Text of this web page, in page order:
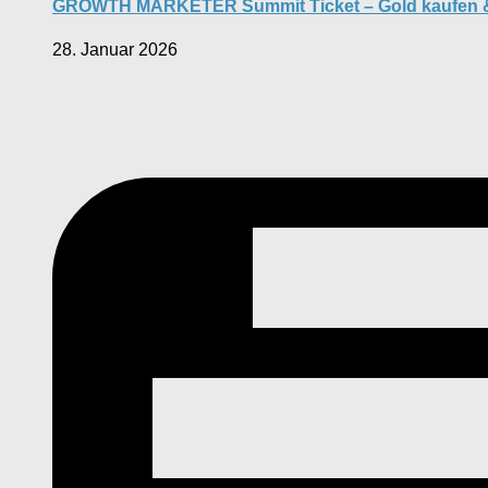
GROWTH MARKETER Summit Ticket – Gold kaufen
28. Januar 2026